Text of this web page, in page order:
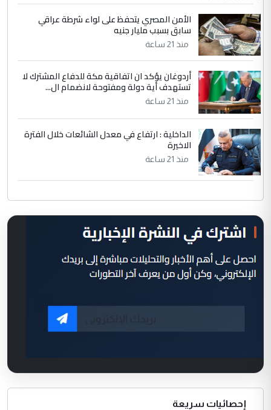
الأمن المصري يتحفظ على لواء شرطة عراقي
سابق بسبب مليار جنيه
منذ 21 ساعة
أردوغان يؤكد ان اتفاقية مكة للدفاع المشترك لا
تستهدف أية دولة ومفتوحة لانضمام ال...
منذ 21 ساعة
الداخلية : ارتفاع في معدل الشائعات خلال الفترة
الاخيرة
منذ 21 ساعة
إحصائيات سريعة